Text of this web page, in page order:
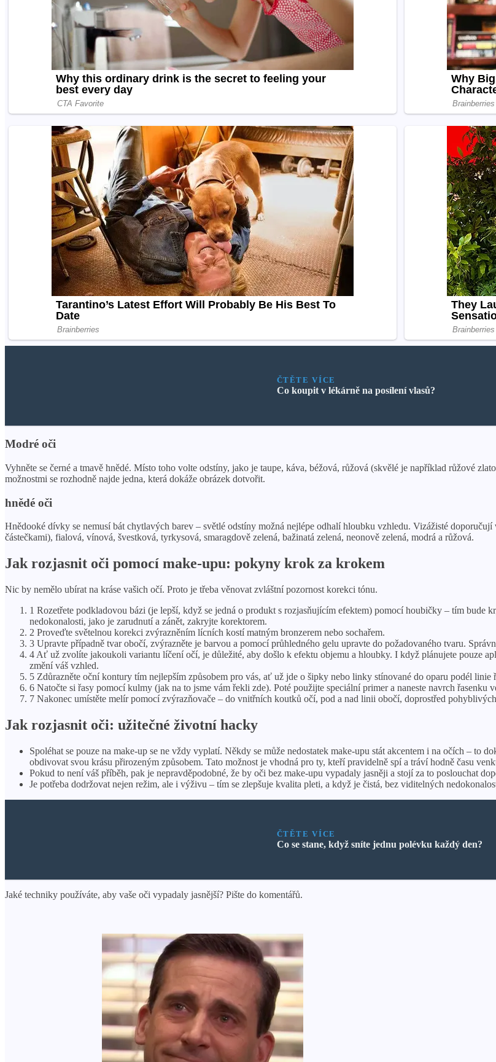
ČTĚTE VÍCE
Co koupit v lékárně na posílení vlasů?
Modré oči
Vyhněte se černé a tmavě hnědé. Místo toho volte odstíny, jako je taupe, káva, béžová, růžová (skvělé je například růžové
možnostmi se rozhodně najde jedna, která dokáže obrázek dotvořit.
hnědé oči
Hnědooké dívky se nemusí bát chytlavých barev – světlé odstíny možná nejlépe odhalí hloubku vzhledu. Vizážisté
částečkami), fialová, vínová, švestková, tyrkysová, smaragdově zelená, bažinatá zelená, neonově zelená, modrá a růžová.
Jak rozjasnit oči pomocí make-upu: pokyny krok za krokem
Nic by nemělo ubírat na kráse vašich očí. Proto je třeba věnovat zvláštní pozornost korekci tónu.
1 Rozetřete podkladovou bázi (je lepší, když se jedná o produkt s rozjasňujícím efektem) pomocí houbičky – tím bude
nedokonalosti, jako je zarudnutí a zánět, zakryjte korektorem.
2 Proveďte světelnou korekci zvýrazněním lícních kostí matným bronzerem nebo sochařem.
3 Upravte případně tvar obočí, zvýrazněte je barvou a pomocí průhledného gelu upravte do požadovaného tvaru.
4 Ať už zvolíte jakoukoli variantu líčení očí, je důležité, aby došlo k efektu objemu a hloubky. I když plánujete pouze
změní váš vzhled.
5 Zdůrazněte oční kontury tím nejlepším způsobem pro vás, ať už jde o šipky nebo linky stínované do oparu podél linie
6 Natočte si řasy pomocí kulmy (jak na to jsme vám řekli zde). Poté použijte speciální primer a naneste navrch
7 Nakonec umístěte melír pomocí zvýrazňovače – do vnitřních koutků očí, pod a nad linii obočí, doprostřed
Jak rozjasnit oči: užitečné životní hacky
Spoléhat se pouze na make-up se ne vždy vyplatí. Někdy se může nedostatek make-upu stát akcentem i na očích – to
obdivovat svou krásu přirozeným způsobem. Tato možnost je vhodná pro ty, kteří pravidelně spí a tráví hodně času
Pokud to není váš příběh, pak je nepravděpodobné, že by oči bez make-upu vypadaly jasněji a stojí za to poslouchat
Je potřeba dodržovat nejen režim, ale i výživu – tím se zlepšuje kvalita pleti, a když je čistá, bez viditelných
ČTĚTE VÍCE
Co se stane, když sníte jednu polévku každý den?
Jaké techniky používáte, aby vaše oči vypadaly jasnější? Pište do komentářů.